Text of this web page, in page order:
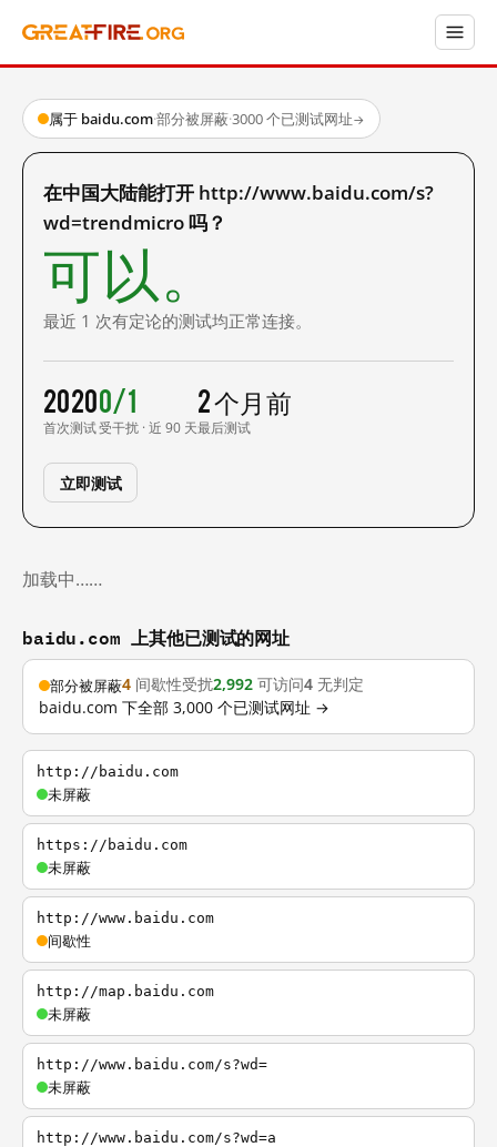
属于 baidu.com·部分被屏蔽·3000 个已测试网址→
在中国大陆能打开 http://www.baidu.com/s?
wd=trendmicro 吗？
可以。
最近 1 次有定论的测试均正常连接。
2020
首次测试
0/1
受干扰 · 近 90 天
2 个月前
最后测试
立即测试
加载中……
baidu.com 上其他已测试的网址
部分被屏蔽4 间歇性受扰2,992 可访问4 无判定
baidu.com 下全部 3,000 个已测试网址 →
http://baidu.com
未屏蔽
https://baidu.com
未屏蔽
http://www.baidu.com
间歇性
http://map.baidu.com
未屏蔽
http://www.baidu.com/s?wd=
未屏蔽
http://www.baidu.com/s?wd=a